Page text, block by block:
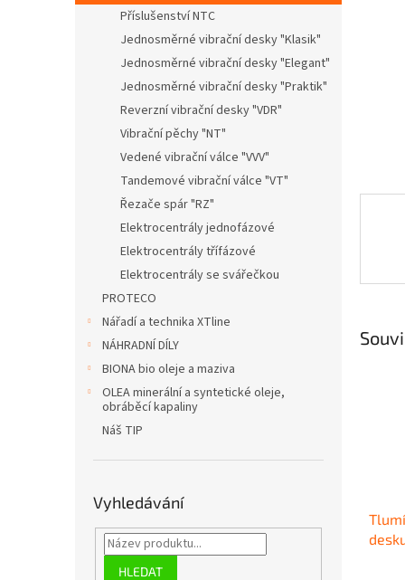
a
Příslušenství NTC
Jednosměrné vibrační desky "Klasik"
Jednosměrné vibrační desky "Elegant"
Jednosměrné vibrační desky "Praktik"
Reverzní vibrační desky "VDR"
Vibrační pěchy "NT"
Vedené vibrační válce "VVV"
Tandemové vibrační válce "VT"
Řezače spár "RZ"
Elektrocentrály jednofázové
Elektrocentrály třífázové
Elektrocentrály se svářečkou
PROTECO
Nářadí a technika XTline
NÁHRADNÍ DÍLY
BIONA bio oleje a maziva
OLEA minerální a syntetické oleje,
obráběcí kapaliny
Náš TIP
Vyhledávání
HLEDAT